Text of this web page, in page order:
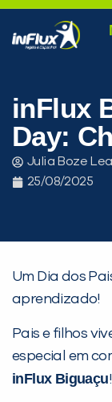
inFlux
Day:
Julia Boze Leal
25/08/2025
Um Dia dos
aprendizado!
Pais e filhos
especial em
inFlux Biguaçu!